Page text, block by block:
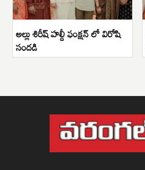
అల్లు శిరీష్ హల్దీ ఫంక్షన్ లో విరోషి
సందడి